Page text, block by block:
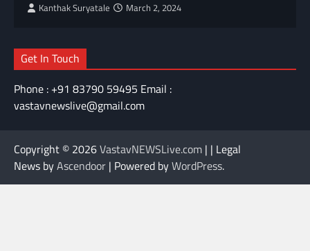
Kanthak Suryatale March 2, 2024
Get In Touch
Phone : +91 83790 59495 Email :
vastavnewslive@gmail.com
Copyright © 2026VastavNEWSLive.com | | Legal
News byAscendoor | Powered byWordPress.